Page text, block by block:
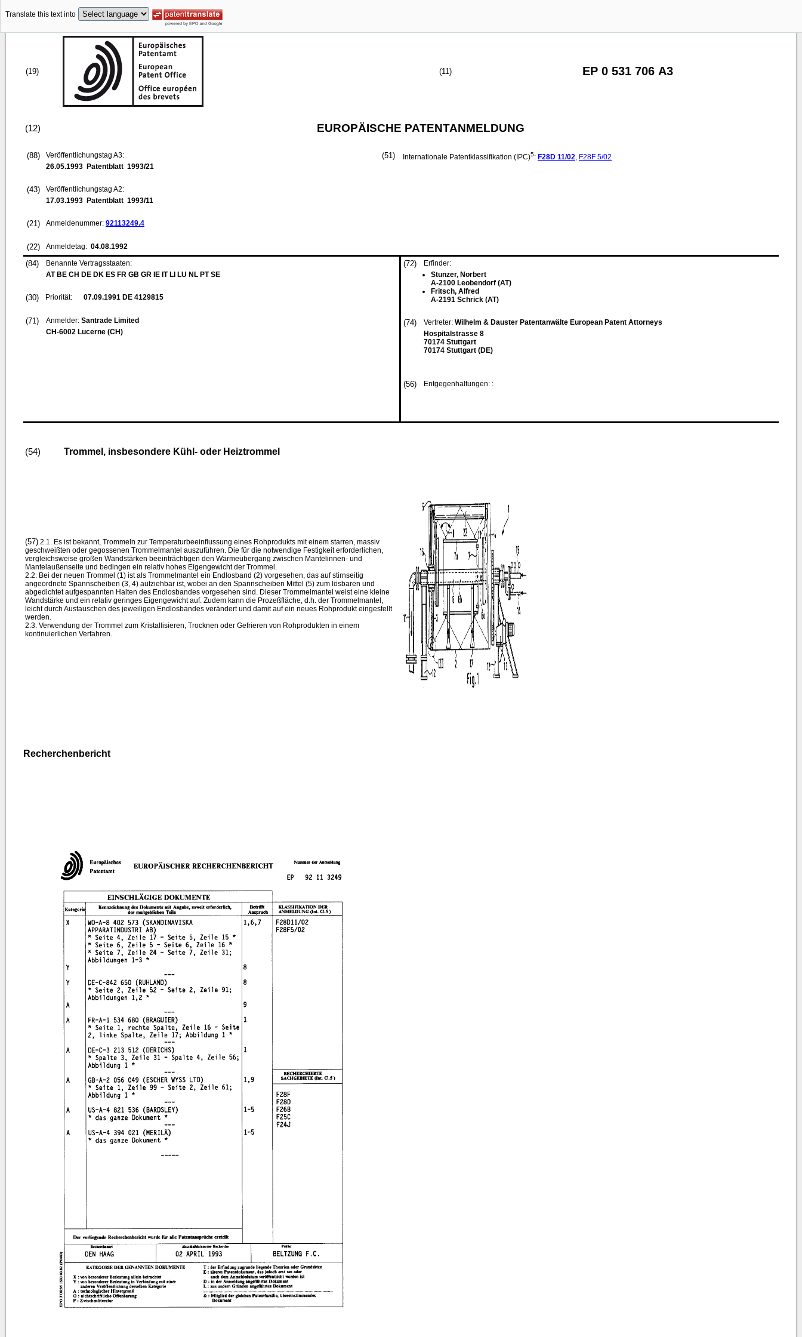
Translate this text into
(19) (11) EP 0 531 706 A3
(12) EUROPÄISCHE PATENTANMELDUNG
(88)
Veröffentlichungstag A3:
26.05.1993 Patentblatt 1993/21
(43)
Veröffentlichungstag A2:
17.03.1993 Patentblatt 1993/11
(21) Anmeldenummer: 92113249.4
(22) Anmeldetag: 04.08.1992
(51) Internationale Patentklassifikation (IPC)5: F28D 11/02, F28F 5/02
(84)
Benannte Vertragsstaaten:
AT BE CH DE DK ES FR GB GR IE IT LI LU NL PT SE
(30) Priorität: 07.09.1991 DE 4129815
(71) Anmelder: Santrade Limited
CH-6002 Lucerne (CH)
(72)
Erfinder:
Stunzer, Norbert
A-2100 Leobendorf (AT)
Fritsch, Alfred
A-2191 Schrick (AT)
(74) Vertreter: Wilhelm & Dauster Patentanwälte European Patent Attorneys
Hospitalstrasse 8
70174 Stuttgart
70174 Stuttgart (DE)
(56) Entgegenhaltungen: :
(54) Trommel, insbesondere Kühl- oder Heiztrommel
(57) 2.1. Es ist bekannt, Trommeln zur Temperaturbeeinflussung eines Rohprodukts mit einem starren, massiv
geschweißten oder gegossenen Trommelmantel auszuführen. Die für die notwendige Festigkeit erforderlichen,
vergleichsweise großen Wandstärken beeinträchtigen den Wärmeübergang zwischen Mantelinnen- und
Mantelaußenseite und bedingen ein relativ hohes Eigengewicht der Trommel.
2.2. Bei der neuen Trommel (1) ist als Trommelmantel ein Endlosband (2) vorgesehen, das auf stirnseitig
angeordnete Spannscheiben (3, 4) aufziehbar ist, wobei an den Spannscheiben Mittel (5) zum lösbaren und
abgedichtet aufgespannten Halten des Endlosbandes vorgesehen sind. Dieser Trommelmantel weist eine kleine
Wandstärke und ein relativ geringes Eigengewicht auf. Zudem kann die Prozeßfläche, d.h. der Trommelmantel,
leicht durch Austauschen des jeweiligen Endlosbandes verändert und damit auf ein neues Rohprodukt eingestellt
werden.
2.3. Verwendung der Trommel zum Kristallisieren, Trocknen oder Gefrieren von Rohprodukten in einem
kontinuierlichen Verfahren.
Recherchenbericht